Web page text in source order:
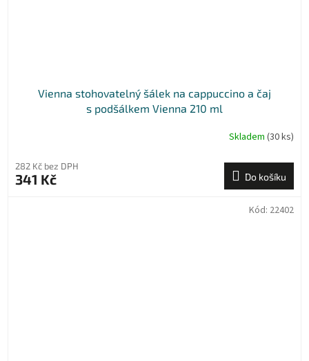
Vienna stohovatelný šálek na cappuccino a čaj
s podšálkem Vienna 210 ml
Skladem (30 ks)
282 Kč bez DPH
341 Kč Do košíku
Kód: 22402